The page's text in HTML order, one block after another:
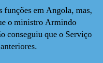
funções em Angola, mas,
o ministro Armindo
conseguiu que o Serviço